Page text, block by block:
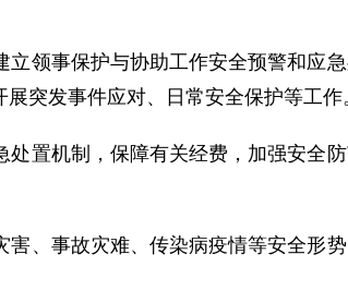
领事保护与协助工作安全预警和应
突发事件应对、日常安全保护等工作
置机制，保障有关经费，加强安全
、事故灾难、传染病疫情等安全形